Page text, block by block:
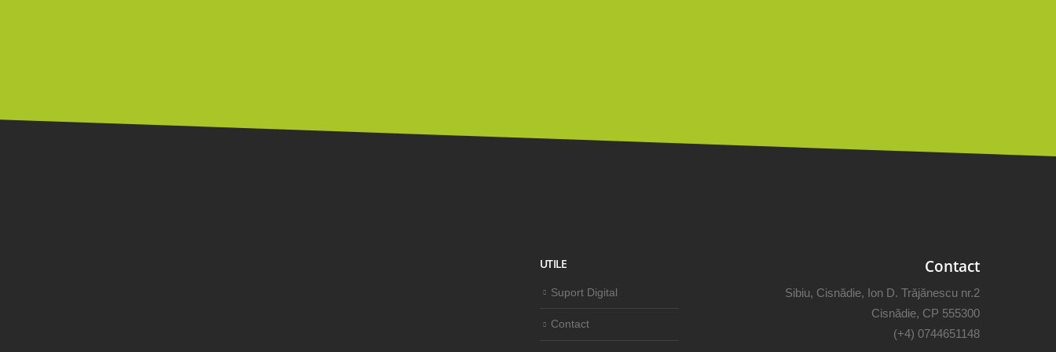
UTILE
Suport Digital
Contact
Contact
Sibiu, Cisnădie, Ion D. Trăjănescu nr.2
Cisnădie, CP 555300
(+4) 0744651148